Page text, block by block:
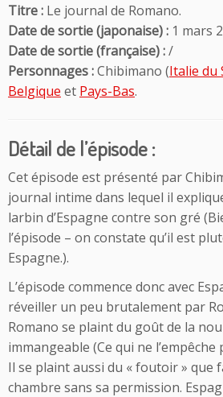
Titre : Le journal de Romano.
Date de sortie (japonaise) : 1 mars
Date de sortie (française) :/
Personnages :Chibimano (Italie du
Belgique et Pays-Bas.
Détail de l’épisode :
Cet épisode est présenté par
journal intime dans lequel il
larbin d’Espagne contre son gré
l’épisode – on constate qu’il est
Espagne.).
L’épisode commence donc avec
réveiller un peu brutalement par
Romano se plaint du goût de la
immangeable (Ce qui ne l’empêche
Il se plaint aussi du « foutoir » que
chambre sans sa permission.